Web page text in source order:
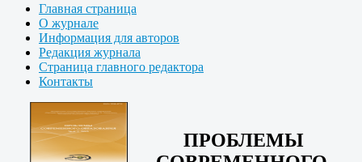
Главная страница
О журнале
Информация для авторов
Редакция журнала
Страница главного редактора
Контакты
ПРОБЛЕМЫ